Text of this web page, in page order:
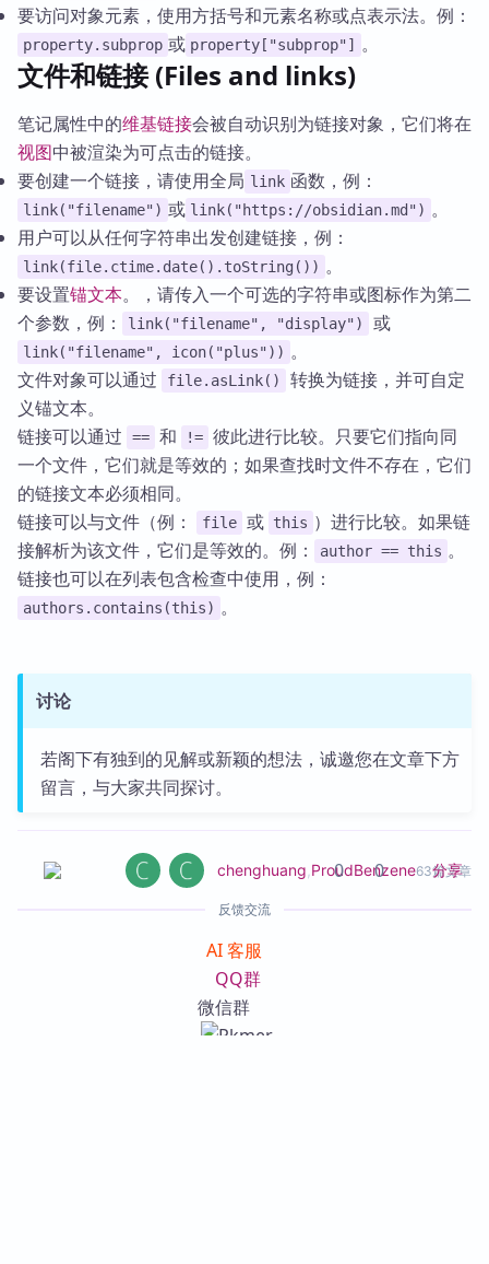
要访问对象元素，使用方括号和元素名称或点表示法。例：
property.subprop 或 property["subprop"] 。
文件和链接 (Files and links)
笔记属性中的维基链接会被自动识别为链接对象，它们将在
视图中被渲染为可点击的链接。
要创建一个链接，请使用全局 link 函数，例：
link("filename") 或 link("https://obsidian.md") 。
用户可以从任何字符串出发创建链接，例：
link(file.ctime.date().toString()) 。
要设置锚文本。，请传入一个可选的字符串或图标作为第二
个参数，例：
link("filename", "display") 或
link("filename", icon("plus")) 。
文件对象可以通过
file.asLink()
转换为链接，并可自定
义锚文本。
链接可以通过
== 和 != 彼此进行比较。只要它们指向同
一个文件，它们就是等效的；如果查找时文件不存在，它们
的链接文本必须相同。
链接可以与文件（例：
file 或 this ）进行比较。如果链
接解析为该文件，它们是等效的。例：
author == this 。
链接也可以在列表包含检查中使用，例：
authors.contains(this) 。
讨论
若阁下有独到的见解或新颖的想法，诚邀您在文章下方
留言，与大家共同探讨。
chenghuang ProudBenzene63篇文章
0 0 分享
反馈交流
AI 客服
QQ群
微信群